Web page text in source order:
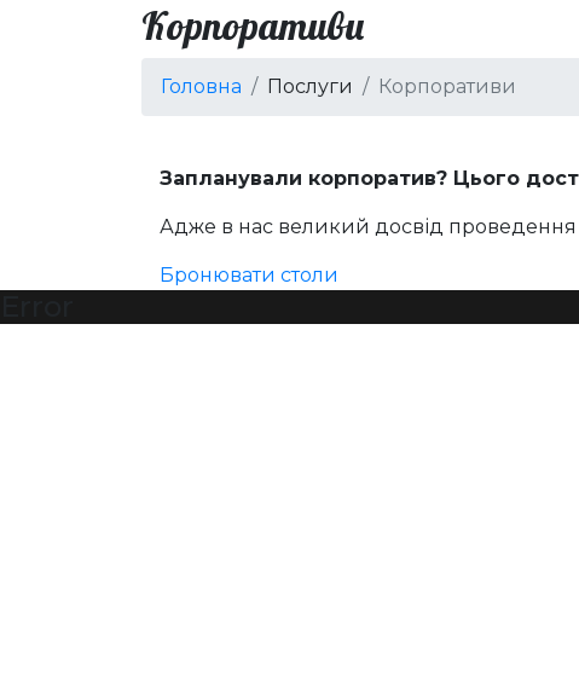
Корпоративи
Головна Послуги Корпоративи
Запланували корпоратив? Цього
Адже в нас великий досвід проведення
Бронювати столи